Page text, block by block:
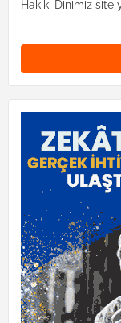
Hakiki Dinimiz site